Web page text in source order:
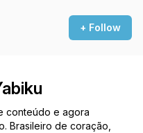
+ Follow
conteúdo e agora
Brasileiro de coração,